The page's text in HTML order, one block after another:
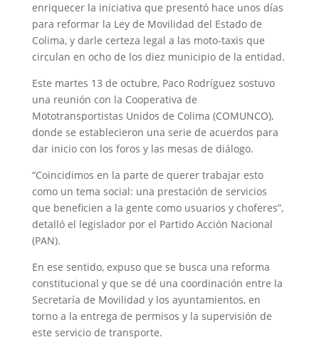
enriquecer la iniciativa que presentó hace unos días
para reformar la Ley de Movilidad del Estado de
Colima, y darle certeza legal a las moto-taxis que
circulan en ocho de los diez municipio de la entidad.
Este martes 13 de octubre, Paco Rodríguez sostuvo
una reunión con la Cooperativa de
Mototransportistas Unidos de Colima (COMUNCO),
donde se establecieron una serie de acuerdos para
dar inicio con los foros y las mesas de diálogo.
“Coincidimos en la parte de querer trabajar esto
como un tema social: una prestación de servicios
que beneficien a la gente como usuarios y choferes”,
detalló el legislador por el Partido Acción Nacional
(PAN).
En ese sentido, expuso que se busca una reforma
constitucional y que se dé una coordinación entre la
Secretaría de Movilidad y los ayuntamientos, en
torno a la entrega de permisos y la supervisión de
este servicio de transporte.